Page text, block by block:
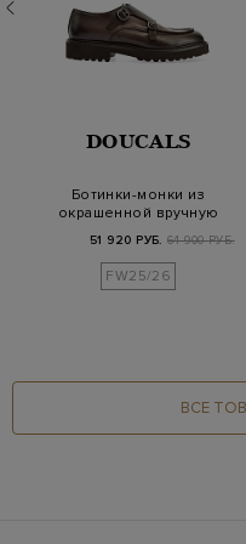
DOUCALS
Ботинки-монки из
окрашенной вручную
51 920 РУБ. 64 900 РУБ.
FW25/26
ВСЕ